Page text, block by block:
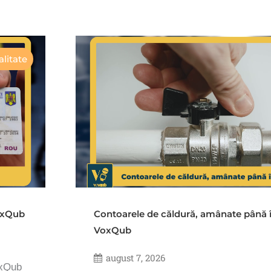
Contoarele de căldură, amânate până
VoxQub
august 7, 2026